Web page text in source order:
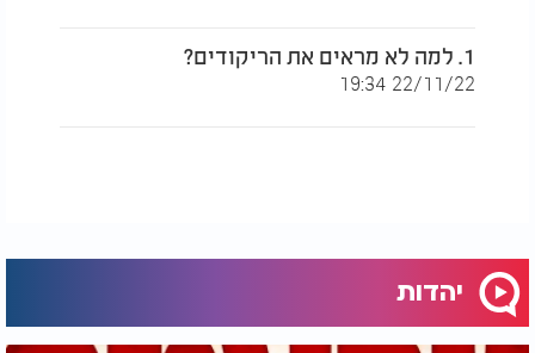
1. למה לא מראים את הריקודים?
22/11/22 19:34
יהדות